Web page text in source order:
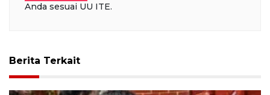
Anda sesuai UU ITE.
Berita Terkait